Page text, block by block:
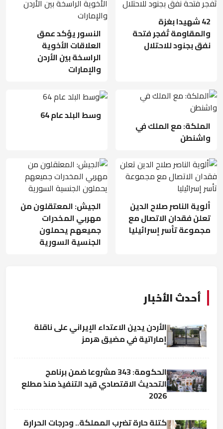
42 شهيدا بغزة
والمقاومة تُفجر فتحة
نفق بجنود للاحتلال
النسور يؤكد عمق
العلاقات الأخوية
الراسخة بين الأردن
والإمارات
الملكة: مع الملك في
واشنطن
وسط البلد عام 64
ألوية الناصر صلاح الدين
تعلن فقدان الاتصال مع
مجموعة تأسر إسرائيليا
الجيش: المعتقلون من
مهربي المخدرات
جميعهم يحملون
الجنسية السورية
أحدث الأخبار
الأردن يدين الاعتداء الإيراني على ناقلة
إماراتية في مضيق هرمز
الحكومة: 343 مشروعا ضمن برنامج
التحديث الاقتصادي قيد التنفيذ منذ مطلع
2026
كتلة حارة تضرب المملكة.. ودرجات الحرارة